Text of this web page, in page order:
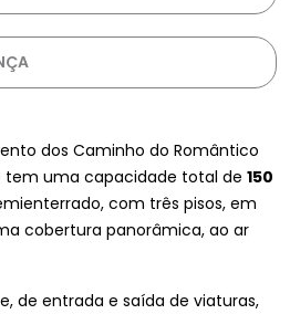
dos Caminho do Romântico
tem uma capacidade total de 150
com três pisos, em
cobertura panorâmica, ao ar
de entrada e saída de viaturas,